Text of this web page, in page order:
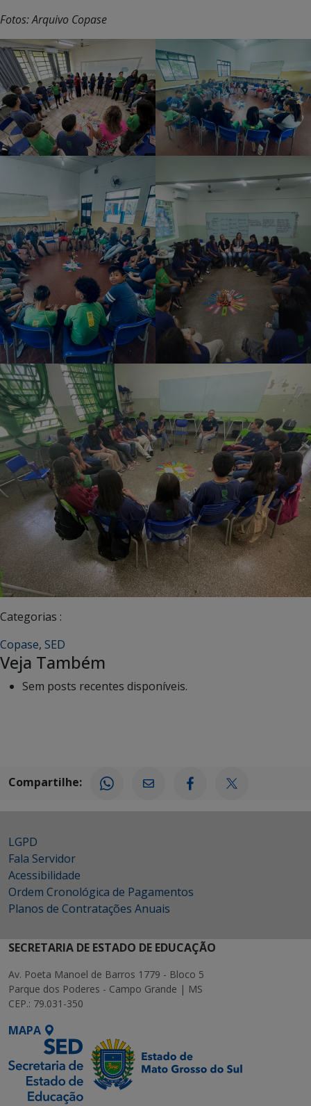
Fotos: Arquivo Copase
Categorias :
Copase, SED
Veja Também
Sem posts recentes disponíveis.
Compartilhe:
LGPD
Fala Servidor
Acessibilidade
Ordem Cronológica de Pagamentos
Planos de Contratações Anuais
SECRETARIA DE ESTADO DE EDUCAÇÃO
Av. Poeta Manoel de Barros 1779 - Bloco 5
Parque dos Poderes - Campo Grande | MS
CEP.: 79.031-350
MAPA